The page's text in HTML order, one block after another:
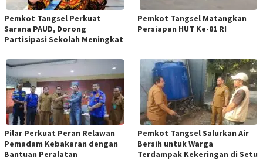
Pemkot Tangsel Perkuat
Sarana PAUD, Dorong
Partisipasi Sekolah Meningkat
Pemkot Tangsel Matangkan
Persiapan HUT Ke-81 RI
Pilar Perkuat Peran Relawan
Pemadam Kebakaran dengan
Bantuan Peralatan
Pemkot Tangsel Salurkan Air
Bersih untuk Warga
Terdampak Kekeringan di Setu